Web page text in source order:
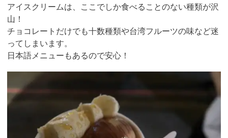
アイスクリームは、ここでしか食べることのない種類が沢
山！
チョコレートだけでも十数種類や台湾フルーツの味など迷
ってしまいます。
日本語メニューもあるので安心！